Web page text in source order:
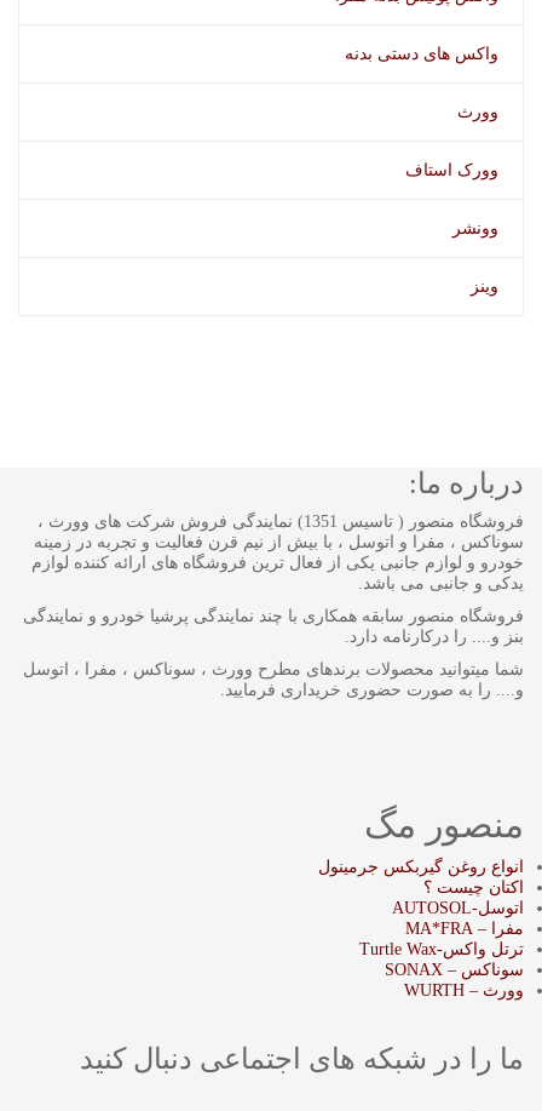
واکس های دستی بدنه
وورث
وورک استاف
وونشر
وینز
درباره ما:
فروشگاه منصور ( تاسیس 1351) نمایندگی فروش شرکت های وورث ،
سوناکس ، مفرا و اتوسل ، با بیش از نیم قرن فعالیت و تجربه در زمینه
خودرو و لوازم جانبی یکی از فعال ترین فروشگاه های ارائه کننده لوازم
یدکی و جانبی می باشد.
فروشگاه منصور سابقه همکاری با چند نمایندگی پرشیا خودرو و نمایندگی
بنز و.... را درکارنامه دارد.
شما میتوانید محصولات برندهای مطرح وورث ، سوناکس ، مفرا ، اتوسل
و.... را به صورت حضوری خریداری فرمایید.
منصور مگ
انواع روغن گیربکس جرمینول
اکتان چیست ؟
اتوسل-AUTOSOL
مفرا – MA*FRA
ترتل واکس-Turtle Wax
سوناکس – SONAX
وورث – WURTH
ما را در شبکه های اجتماعی دنبال کنید